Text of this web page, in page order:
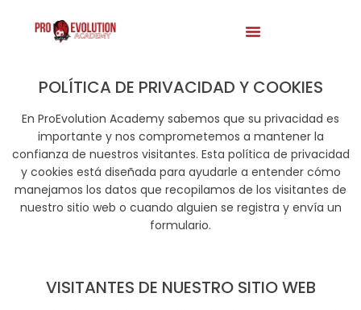
POLÍTICA DE PRIVACIDAD Y COOKIES
En ProEvolution Academy sabemos que su privacidad es
importante y nos comprometemos a mantener la
confianza de nuestros visitantes. Esta política de privacidad
y cookies está diseñada para ayudarle a entender cómo
manejamos los datos que recopilamos de los visitantes de
nuestro sitio web o cuando alguien se registra y envía un
formulario.
VISITANTES DE NUESTRO SITIO WEB